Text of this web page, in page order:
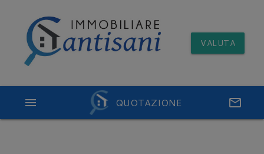
VALUTA
QUOTAZIONE email
menu